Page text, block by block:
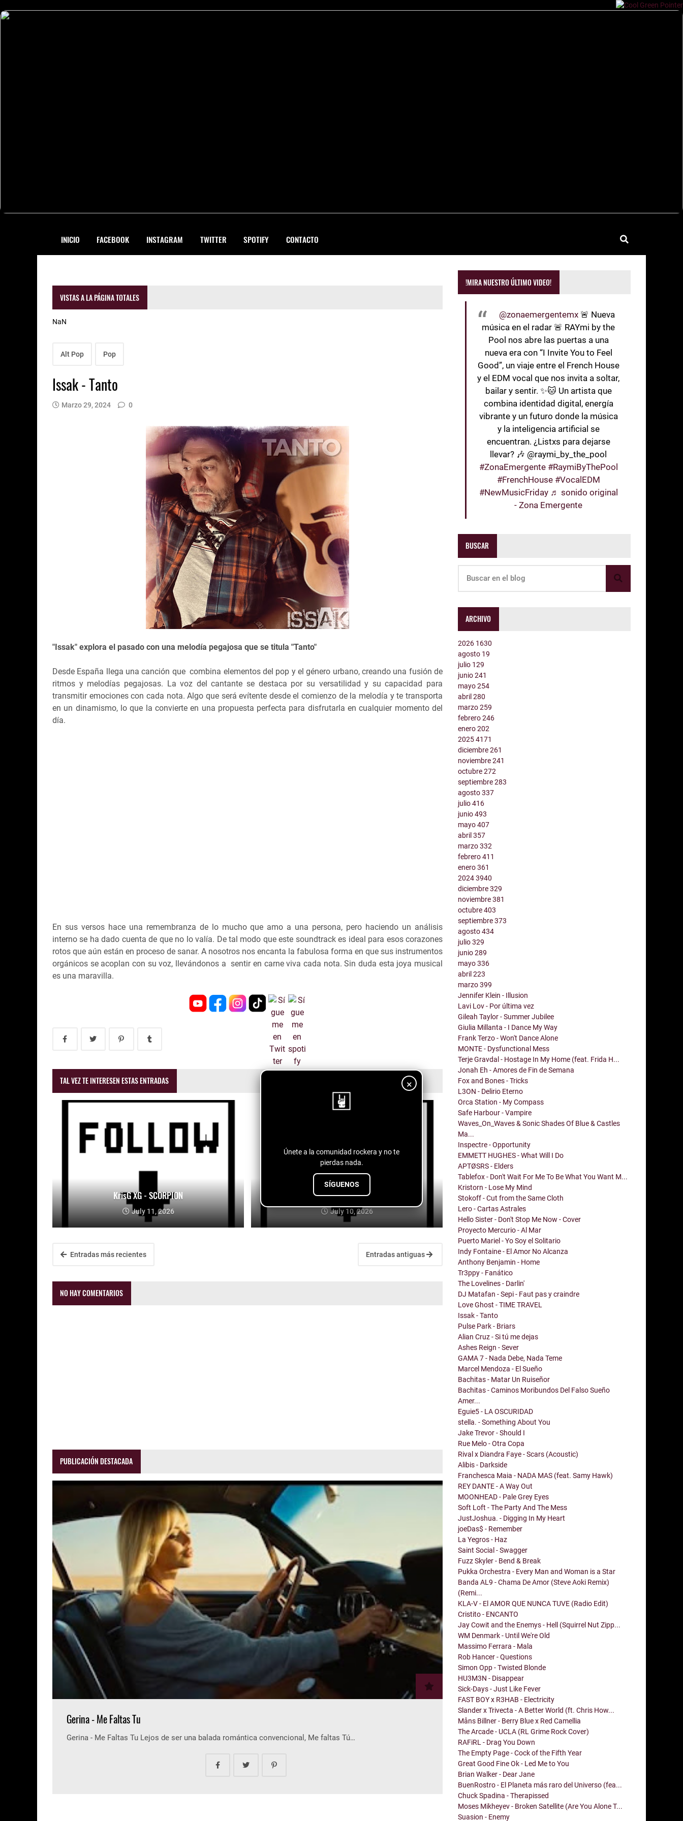
INICIO FACEBOOK INSTAGRAM TWITTER SPOTIFY CONTACTO
×
Únete a la comunidad rockera y no te
pierdas nada.
SÍGUENOS
VISTAS A LA PÁGINA TOTALES
NaN
Alt Pop Pop
Issak - Tanto
Marzo 29, 2024 0
"Issak" explora el pasado con una melodía pegajosa que se titula "Tanto"
Desde España llega una canción que combina elementos del pop y el género urbano, creando una fusión de
ritmos y melodías pegajosas. La voz del cantante se destaca por su versatilidad y su capacidad para
transmitir emociones con cada nota. Algo que será evítente desde el comienzo de la melodía y te transporta
en un dinamismo, lo que la convierte en una propuesta perfecta para disfrutarla en cualquier momento del
día.
En sus versos hace una remembranza de lo mucho que amo a una persona, pero haciendo un análisis
interno se ha dado cuenta de que no lo valía. De tal modo que este soundtrack es ideal para esos corazones
rotos que aún están en proceso de sanar. A nosotros nos encanta la fabulosa forma en que sus instrumentos
orgánicos se acoplan con su voz, llevándonos a sentir en carne viva cada nota. Sin duda esta joya musical
es una maravilla.
TAL VEZ TE INTERESEN ESTAS ENTRADAS
KrisG XG - SCORPION
July 11, 2026
Logan Lynn - The Cocaine Scene
July 10, 2026
Entradas más recientes Entradas antiguas
NO HAY COMENTARIOS
PUBLICACIÓN DESTACADA
Gerina - Me Faltas Tu
Gerina - Me Faltas Tu Lejos de ser una balada romántica convencional, Me faltas Tú…
!MIRA NUESTRO ÚLTIMO VIDEO!
@zonaemergentemx 🚨 Nueva
música en el radar 🚨 RAYmi by the
Pool nos abre las puertas a una
nueva era con “I Invite You to Feel
Good”, un viaje entre el French House
y el EDM vocal que nos invita a soltar,
bailar y sentir. ✨🐱 Un artista que
combina identidad digital, energía
vibrante y un futuro donde la música
y la inteligencia artificial se
encuentran. ¿Listxs para dejarse
llevar? 🎶 @raymi_by_the_pool
#ZonaEmergente #RaymiByThePool
#FrenchHouse #VocalEDM
#NewMusicFriday ♬ sonido original
- Zona Emergente
BUSCAR
ARCHIVO
2026 1630
agosto 19
julio 129
junio241
mayo254
abril280
marzo259
febrero246
enero202
20254171
diciembre261
noviembre241
octubre272
septiembre283
agosto337
julio416
junio493
mayo407
abril357
marzo332
febrero411
enero361
20243940
diciembre329
noviembre381
octubre403
septiembre373
agosto434
julio329
junio289
mayo336
abril223
marzo399
Jennifer Klein - Illusion
Lavi Lov - Por última vez
Gileah Taylor - Summer Jubilee
Giulia Millanta - I Dance My Way
Frank Terzo - Won't Dance Alone
MONTE - Dysfunctional Mess
Terje Gravdal - Hostage In My Home (feat. Frida H...
Jonah Eh - Amores de Fin de Semana
Fox and Bones - Tricks
L3ON - Delirio Eterno
Orca Station - My Compass
Safe Harbour - Vampire
Waves_On_Waves & Sonic Shades Of Blue & Castles
Ma...
Inspectre - Opportunity
EMMETT HUGHES - What Will I Do
APTØSRS - Elders
Tablefox - Don't Wait For Me To Be What You Want M...
Kristorn - Lose My Mind
Stokoff - Cut from the Same Cloth
Lero - Cartas Astrales
Hello Sister - Don't Stop Me Now - Cover
Proyecto Mercurio - Al Mar
Puerto Mariel - Yo Soy el Solitario
Indy Fontaine - El Amor No Alcanza
Anthony Benjamin - Home
Tr3ppy - Fanático
The Lovelines - Darlin'
DJ Matafan - Sepi - Faut pas y craindre
Love Ghost - TIME TRAVEL
Issak - Tanto
Pulse Park - Briars
Alian Cruz - Si tú me dejas
Ashes Reign - Sever
GAMA 7 - Nada Debe, Nada Teme
Marcel Mendoza - El Sueño
Bachitas - Matar Un Ruiseñor
Bachitas - Caminos Moribundos Del Falso Sueño
Amer...
Eguie5 - LA OSCURIDAD
stella. - Something About You
Jake Trevor - Should I
Rue Melo - Otra Copa
Rival x Diandra Faye - Scars (Acoustic)
Alibis - Darkside
Franchesca Maia - NADA MAS (feat. Samy Hawk)
REY DANTE - A Way Out
MOONHEAD - Pale Grey Eyes
Soft Loft - The Party And The Mess
JustJoshua. - Digging In My Heart
joeDas$ - Remember
La Yegros - Haz
Saint Social - Swagger
Fuzz Skyler - Bend & Break
Pukka Orchestra - Every Man and Woman is a Star
Banda AL9 - Chama De Amor (Steve Aoki Remix)
(Remi...
KLA-V - El AMOR QUE NUNCA TUVE (Radio Edit)
Cristito - ENCANTO
Jay Cowit and the Enemys - Hell (Squirrel Nut Zipp...
WM Denmark - Until We're Old
Massimo Ferrara - Mala
Rob Hancer - Questions
Simon Opp - Twisted Blonde
HU3M3N - Disappear
Sick-Days - Just Like Fever
FAST BOY x R3HAB - Electricity
Slander x Trivecta - A Better World (ft. Chris How...
Måns Billner - Berry Blue x Red Camellia
The Arcade - UCLA (RL Grime Rock Cover)
RAFiRL - Drag You Down
The Empty Page - Cock of the Fifth Year
Great Good Fine Ok - Led Me to You
Brian Walker - Dear Jane
BuenRostro - El Planeta más raro del Universo (fea...
Chuck Spadina - Therapissed
Moses Mikheyev - Broken Satellite (Are You Alone T...
Suasion - Enemy